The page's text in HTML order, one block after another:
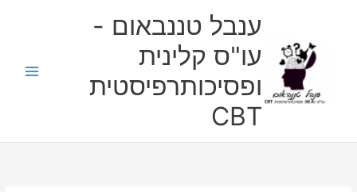
ענבל טננבאום -
עו"ס קלינית
ופסיכותרפיסטית
CBT